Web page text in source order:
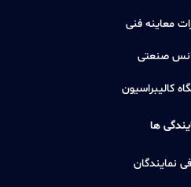
معاینه فنی
صنعتی
کالیبراسیون
ها
نمایندگان